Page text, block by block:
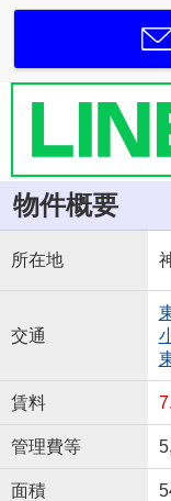
物件概要
所在地
交通
賃料
管理費等
面積